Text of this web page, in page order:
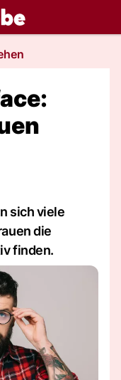
sich viele
die
finden.